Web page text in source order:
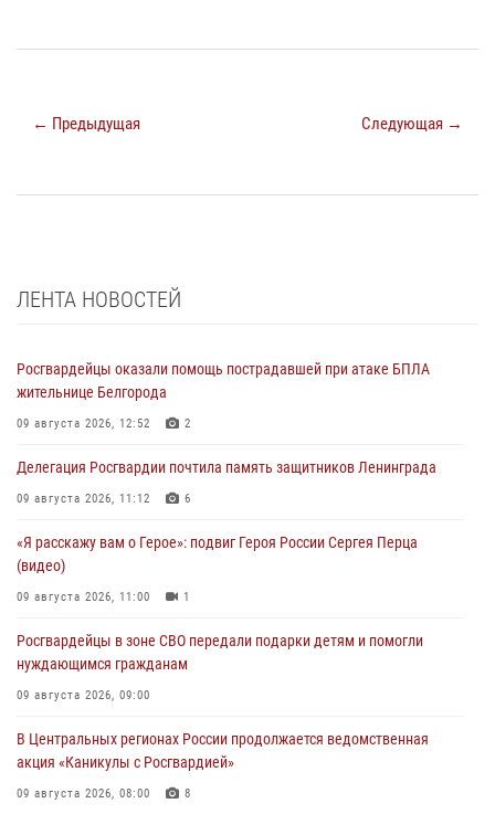
← Предыдущая Следующая →
ЛЕНТА НОВОСТЕЙ
Росгвардейцы оказали помощь пострадавшей при атаке БПЛА
жительнице Белгорода
09 августа 2026, 12:52 2
Делегация Росгвардии почтила память защитников Ленинграда
09 августа 2026, 11:12 6
«Я расскажу вам о Герое»: подвиг Героя России Сергея Перца
(видео)
09 августа 2026, 11:00 1
Росгвардейцы в зоне СВО передали подарки детям и помогли
нуждающимся гражданам
09 августа 2026, 09:00
В Центральных регионах России продолжается ведомственная
акция «Каникулы с Росгвардией»
09 августа 2026, 08:00 8